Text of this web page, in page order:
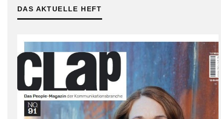
DAS AKTUELLE HEFT